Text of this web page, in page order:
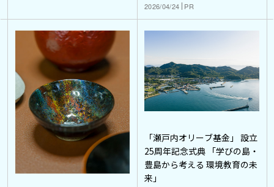
2026/04/24 PR
「瀬戸内オリーブ基金」 設立
25周年記念式典 「学びの島・
豊島から考える 環境教育の未
来」